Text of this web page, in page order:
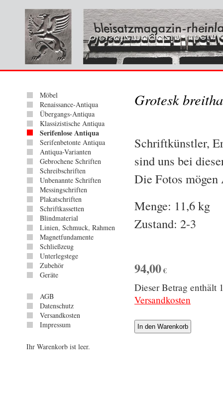
Möbel
Renaissance-Antiqua
Übergangs-Antiqua
Klassizistische Antiqua
Serifenlose Antiqua
Serifenbetonte Antiqua
Antiqua-Varianten
Gebrochene Schriften
Schreibschriften
Unbenannte Schriften
Messingschriften
Plakatschriften
Schriftkassetten
Blindmaterial
Linien, Schmuck, Rahmen
Magnetfundamente
Schließzeug
Unterlegstege
Zubehör
Geräte
AGB
Datenschutz
Versandkosten
Impressum
Ihr Warenkorb ist leer.
Grotesk
Schriftkünstler,
sind uns bei
Die Fotos mögen
Menge: 11,6 kg
Zustand: 2-3
94,00€
Dieser Betrag
Versandkosten